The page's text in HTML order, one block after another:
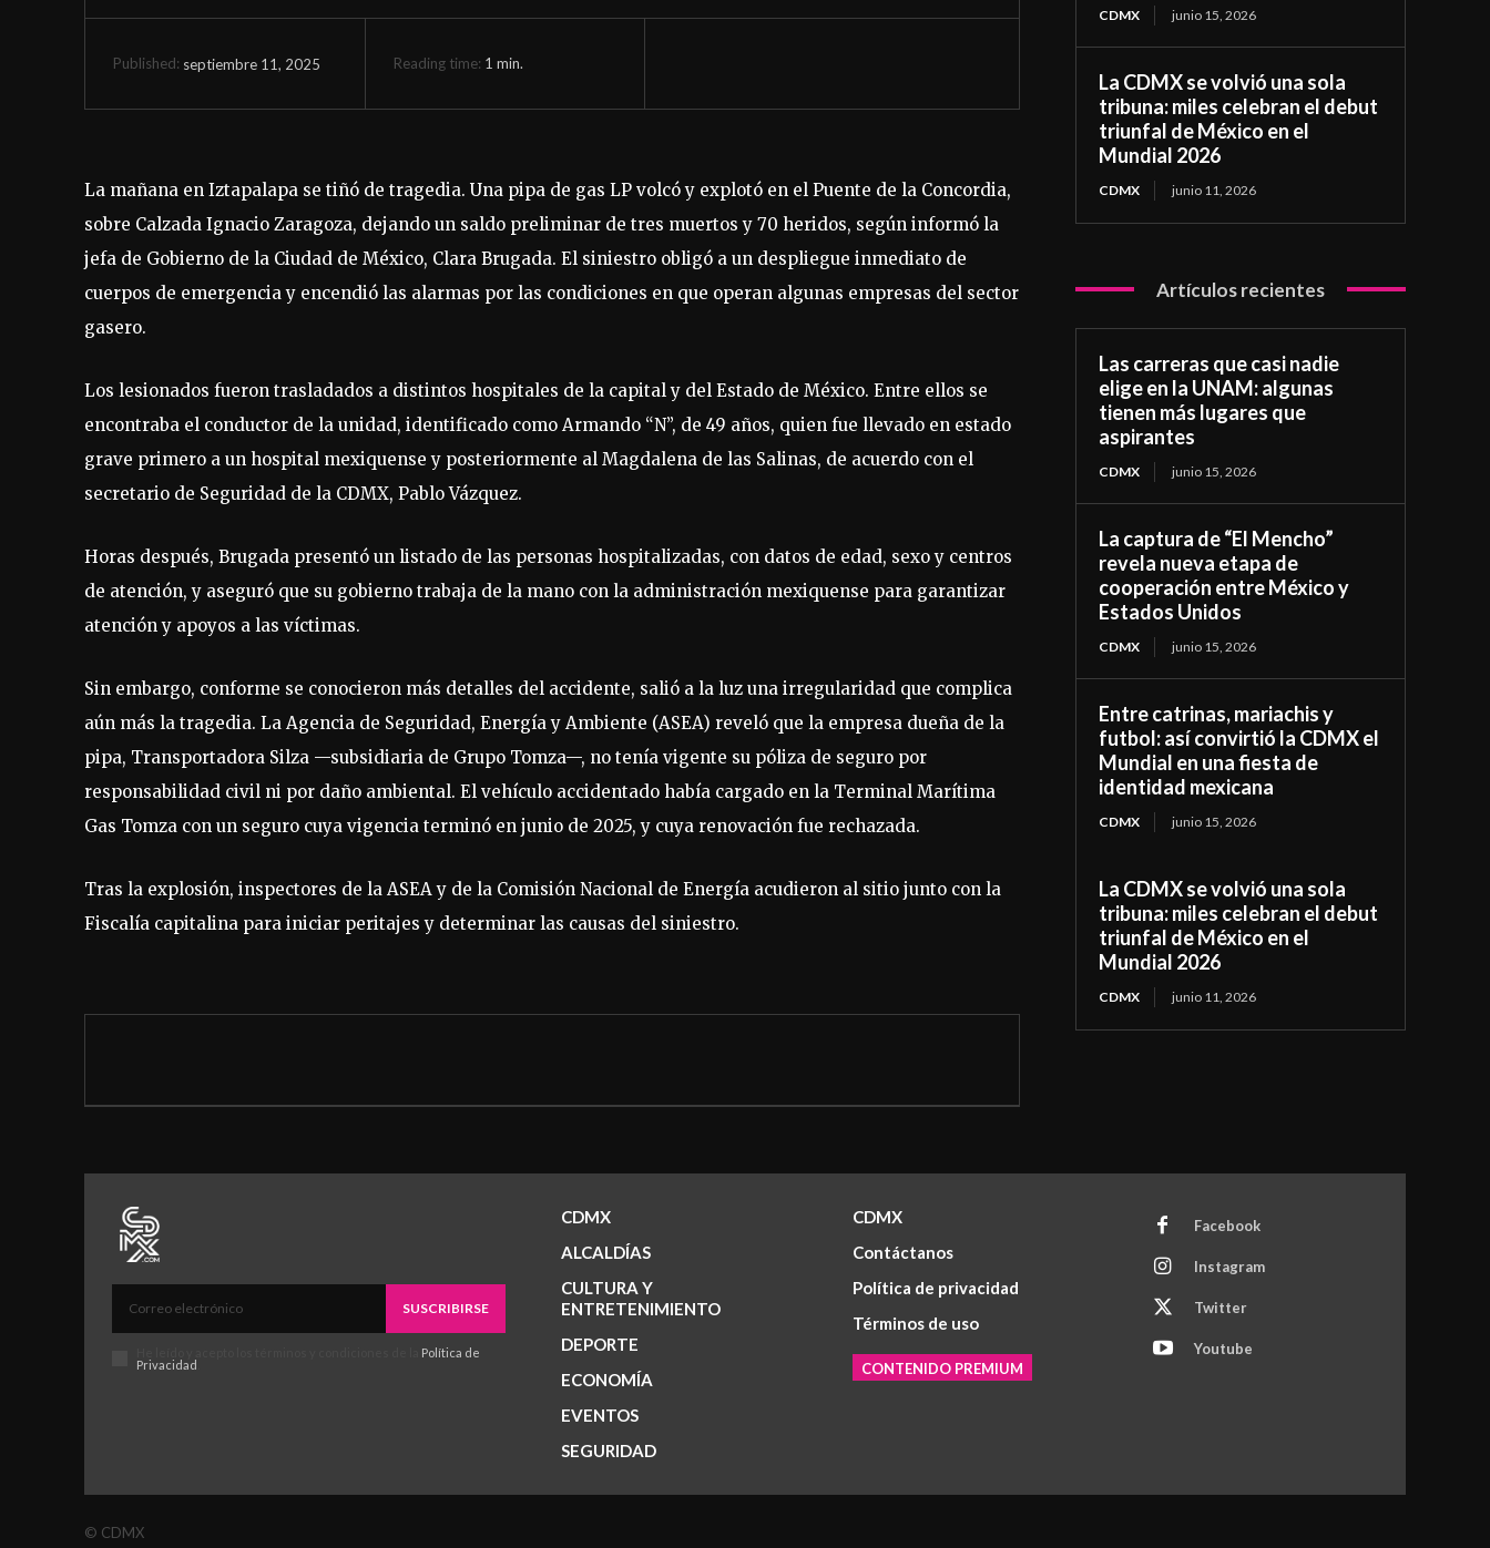
Published: septiembre 11, 2025 Reading time: 1 min.
La mañana en Iztapalapa se tiñó de tragedia. Una pipa de gas LP volcó y explotó en el Puente de la Concordia,
sobre Calzada Ignacio Zaragoza, dejando un saldo preliminar de tres muertos y 70 heridos, según informó la
jefa de Gobierno de la Ciudad de México, Clara Brugada. El siniestro obligó a un despliegue inmediato de
cuerpos de emergencia y encendió las alarmas por las condiciones en que operan algunas empresas del sector
gasero.
Los lesionados fueron trasladados a distintos hospitales de la capital y del Estado de México. Entre ellos se
encontraba el conductor de la unidad, identificado como Armando “N”, de 49 años, quien fue llevado en estado
grave primero a un hospital mexiquense y posteriormente al Magdalena de las Salinas, de acuerdo con el
secretario de Seguridad de la CDMX, Pablo Vázquez.
Horas después, Brugada presentó un listado de las personas hospitalizadas, con datos de edad, sexo y centros
de atención, y aseguró que su gobierno trabaja de la mano con la administración mexiquense para garantizar
atención y apoyos a las víctimas.
Sin embargo, conforme se conocieron más detalles del accidente, salió a la luz una irregularidad que complica
aún más la tragedia. La Agencia de Seguridad, Energía y Ambiente (ASEA) reveló que la empresa dueña de la
pipa, Transportadora Silza —subsidiaria de Grupo Tomza—, no tenía vigente su póliza de seguro por
responsabilidad civil ni por daño ambiental. El vehículo accidentado había cargado en la Terminal Marítima
Gas Tomza con un seguro cuya vigencia terminó en junio de 2025, y cuya renovación fue rechazada.
Tras la explosión, inspectores de la ASEA y de la Comisión Nacional de Energía acudieron al sitio junto con la
Fiscalía capitalina para iniciar peritajes y determinar las causas del siniestro.
CDMX junio 15, 2026
La CDMX se volvió una sola
tribuna: miles celebran el debut
triunfal de México en el
Mundial 2026
CDMX junio 11, 2026
Artículos recientes
Las carreras que casi nadie
elige en la UNAM: algunas
tienen más lugares que
aspirantes
CDMX junio 15, 2026
La captura de “El Mencho”
revela nueva etapa de
cooperación entre México y
Estados Unidos
CDMX junio 15, 2026
Entre catrinas, mariachis y
futbol: así convirtió la CDMX el
Mundial en una fiesta de
identidad mexicana
CDMX junio 15, 2026
La CDMX se volvió una sola
tribuna: miles celebran el debut
triunfal de México en el
Mundial 2026
CDMX junio 11, 2026
SUSCRIBIRSE
Política de
Privacidad
CDMX
ALCALDÍAS
CULTURA Y
ENTRETENIMIENTO
DEPORTE
ECONOMÍA
EVENTOS
SEGURIDAD
CDMX
Contáctanos
Política de privacidad
Términos de uso
CONTENIDO PREMIUM
Facebook
Instagram
Twitter
Youtube
© CDMX